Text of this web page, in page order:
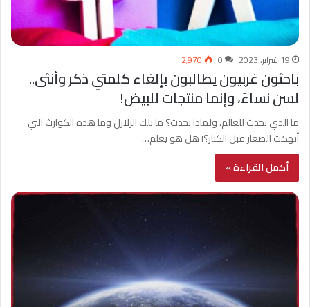
19 فبراير، 2023 0 2٬970
باحثون غربيون يطالبون بإلغاء كلمتي ذكر وأنثى..
لسن نساءً، وإنما منتجات للبيض!
ما الذي يحدث للعالم، ولماذا يحدث؟ ما تلك الزلازل وما هذه الكوارث التي
أنهكت الصغار قبل الكبار؟! هل هو يعلم…
أكمل القراءة »